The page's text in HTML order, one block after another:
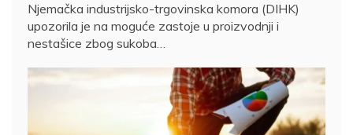
Njemačka industrijsko-trgovinska komora (DIHK)
upozorila je na moguće zastoje u proizvodnji i
nestašice zbog sukoba…